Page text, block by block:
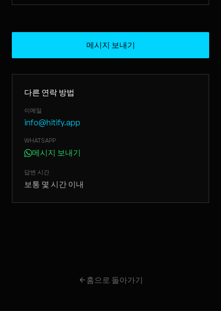
메시지 보내기
다른 연락 방법
이메일
info@hitify.app
WHATSAPP
메시지 보내기
답변 시간
보통 몇 시간 이내
홈으로 돌아가기